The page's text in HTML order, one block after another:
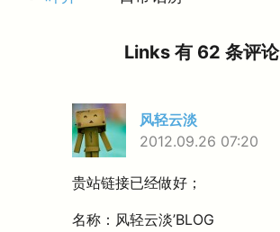
Links 有 62 条评论
风轻云淡
2012.09.26 07:20
贵站链接已经做好；
名称：风轻云淡’BLOG